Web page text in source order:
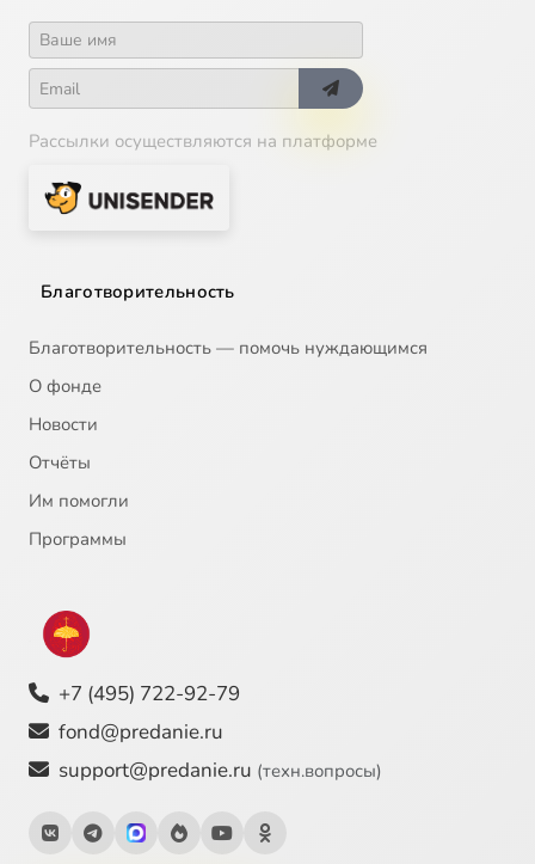
Рассылки осуществляются на платформе
Благотворительность
Благотворительность — помочь нуждающимся
О фонде
Новости
Отчёты
Им помогли
Программы
+7 (495) 722-92-79
fond@predanie.ru
support@predanie.ru (техн.вопросы)